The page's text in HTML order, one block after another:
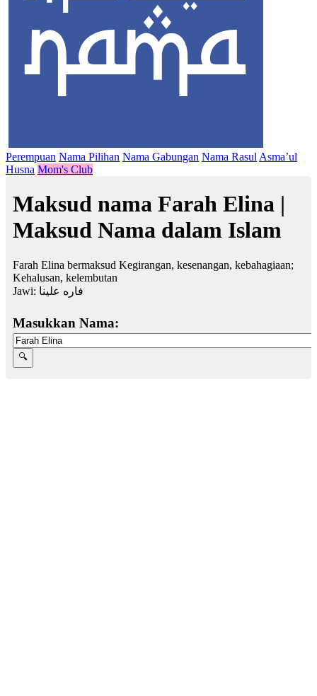
Perempuan Nama Pilihan Nama Gabungan Nama Rasul Asma’ul
Husna Mom's Club
Maksud nama Farah Elina |
Maksud Nama dalam Islam
Farah Elina bermaksud Kegirangan, kesenangan, kebahagiaan;
Kehalusan, kelembutan
Jawi: فاره علينا
Masukkan Nama: